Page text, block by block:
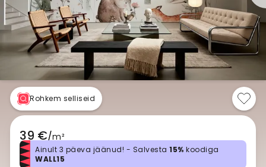
Rohkem selliseid
39 €/m²
Ainult 3 päeva jäänud! - Salvesta 15% koodiga
WALL15